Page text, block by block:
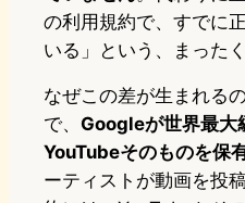
の利用規約で、すでに
いる」という、まった
なぜこの差が生まれる
で、 Googleが世界最大
YouTubeそのものを保
ーティストが動画を投